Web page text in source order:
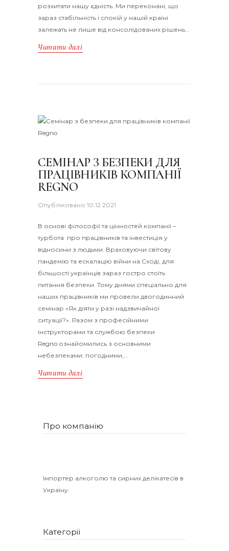
розхитати нашу єдність. Ми переконані, що
зараз стабільність і спокій у нашій країні
залежать не лише від консолідованих рішень…
Читати далі
СЕМІНАР З БЕЗПЕКИ ДЛЯ
ПРАЦІВНИКІВ КОМПАНІЇ
REGNO
Опубліковано 10.12.2021
В основі філософії та цінностей компанії –
турбота про працівників та інвестиція у
відносини з людьми. Враховуючи світову
пандемію та ескалацію війни на Сході, для
більшості українців зараз гостро стоїть
питання безпеки. Тому днями спеціально для
наших працівників ми провели двогодинний
семінар «Як діяти у разі надзвичайної
ситуації?». Разом з професійними
інструкторами та службою безпеки
Regno ознайомились з основними
небезпеками: погодними,…
Читати далі
Про компанію
Імпортер алкоголю та сирних делікатесів в
Україну.
Категорії